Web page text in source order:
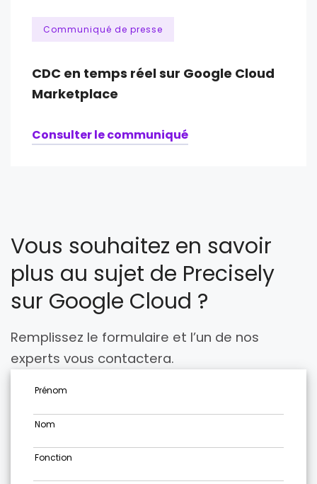
Communiqué de presse
CDC en temps réel sur Google Cloud
Marketplace
Consulter le communiqué
Vous souhaitez en savoir
plus au sujet de Precisely
sur Google Cloud ?
Remplissez le formulaire et l’un de nos
experts vous contactera.
Prénom
Nom
Fonction